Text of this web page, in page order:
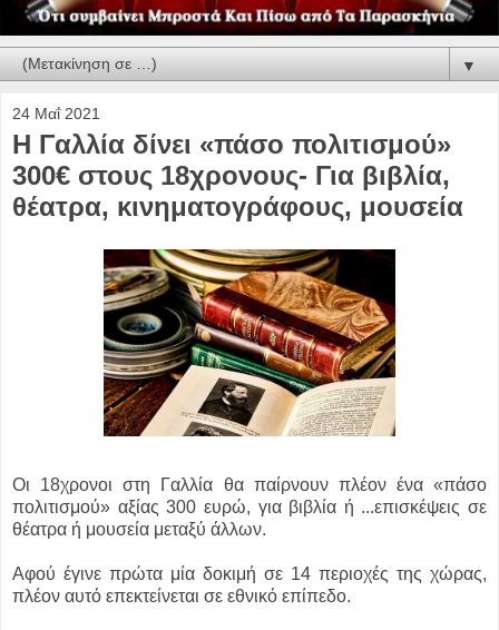
▼
24 Μαΐ 2021
Η Γαλλία δίνει «πάσο πολιτισμού»
300€ στους 18χρονους- Για βιβλία,
θέατρα, κινηματογράφους, μουσεία
Οι 18χρονοι στη Γαλλία θα παίρνουν πλέον ένα «πάσο
πολιτισμού» αξίας 300 ευρώ, για βιβλία ή ...επισκέψεις σε
θέατρα ή μουσεία μεταξύ άλλων.
Αφού έγινε πρώτα μία δοκιμή σε 14 περιοχές της χώρας,
πλέον αυτό επεκτείνεται σε εθνικό επίπεδο.